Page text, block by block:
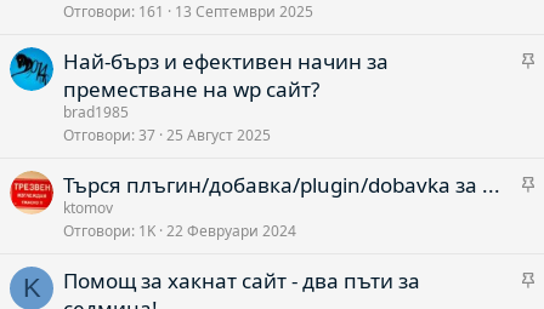
о
Отговори 161 13 Септември 2025
В
Най-бърз и ефективен начин за
преместване на wp сайт?
brad1985
Отговори 37 25 Август 2025
В
о
Търся плъгин/добавка/plugin/dobavka за ...
ktomov
Отговори 1K 22 Февруари 2024
K
В
Помощ за хакнат сайт - два пъти за